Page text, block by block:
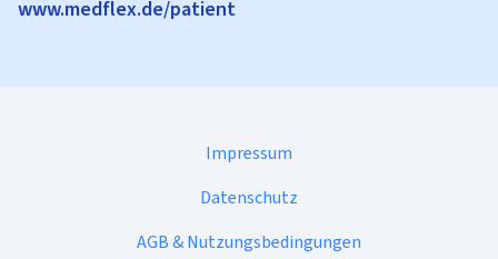
www.medflex.de/patient
Impressum
Datenschutz
AGB & Nutzungsbedingungen